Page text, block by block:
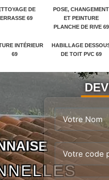
DE
69
POSE, CHANGEMENT
ET PEINTURE
PLANCHE DE RIVE 69
INTÉRIEUR
69
HABILLAGE
DE TOIT PVC 69
NAISE